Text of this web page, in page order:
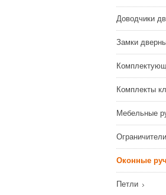
Доводчики
Замки
Комплекты
Мебельные
Оконные
Петли